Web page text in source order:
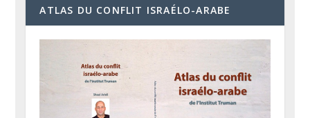
ATLAS DU CONFLIT ISRAÉLO-ARABE